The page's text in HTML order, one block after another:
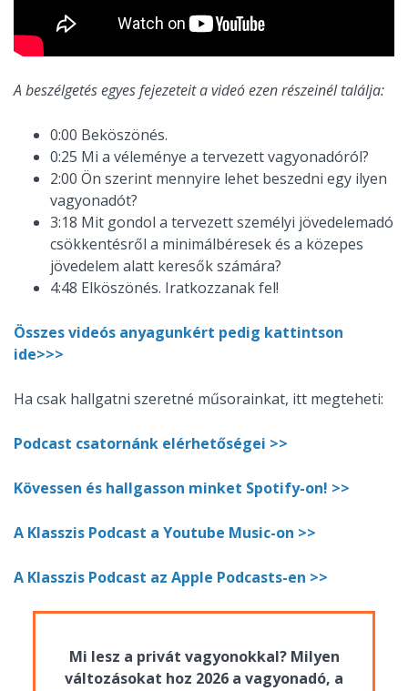
A beszélgetés egyes fejezeteit a videó ezen részeinél találja:
0:00 Beköszönés.
0:25 Mi a véleménye a tervezett vagyonadóról?
2:00 Ön szerint mennyire lehet beszedni egy ilyen
vagyonadót?
3:18 Mit gondol a tervezett személyi jövedelemadó
csökkentésről a minimálbéresek és a közepes
jövedelem alatt keresők számára?
4:48 Elköszönés. Iratkozzanak fel!
Összes videós anyagunkért pedig kattintson
ide>>>
Ha csak hallgatni szeretné műsorainkat, itt megteheti:
Podcast csatornánk elérhetőségei >>
Kövessen és hallgasson minket Spotify-on! >>
A Klasszis Podcast a Youtube Music-on >>
A Klasszis Podcast az Apple Podcasts-en >>
Mi lesz a privát vagyonokkal? Milyen
változásokat hoz 2026 a vagyonadó, a